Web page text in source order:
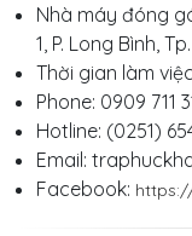
Nhà máy đóng
1, P. Long Bình,
Thời gian làm
Phone: 0909 711
Hotline: (0251)
Email:
Facebook: